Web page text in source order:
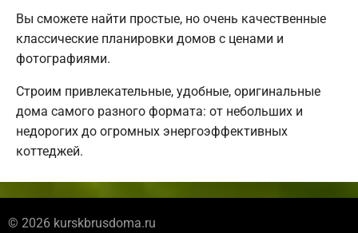
Вы сможете найти простые, но очень качественные
классические планировки домов с ценами и
фотографиями.
Строим привлекательные, удобные, оригинальные
дома самого разного формата: от небольших и
недорогих до огромных энергоэффективных
коттеджей.
© 2026 kurskbrusdoma.ru